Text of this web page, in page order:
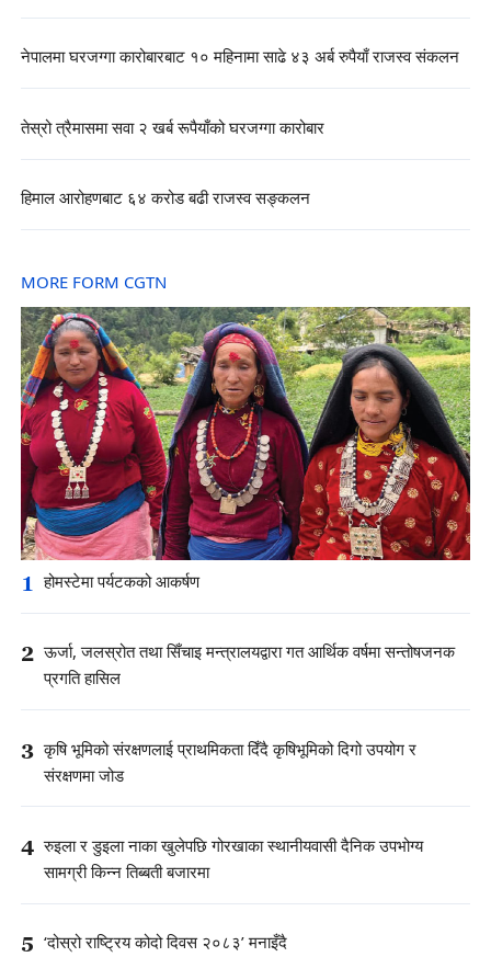
नेपालमा घरजग्गा कारोबारबाट १० महिनामा साढे ४३ अर्ब रुपैयाँ राजस्व संकलन
तेस्रो त्रैमासमा सवा २ खर्ब रूपैयाँको घरजग्गा कारोबार
हिमाल आरोहणबाट ६४ करोड बढी राजस्व सङ्कलन
MORE FORM CGTN
1 होमस्टेमा पर्यटकको आकर्षण
2 ऊर्जा, जलस्रोत तथा सिँचाइ मन्त्रालयद्वारा गत आर्थिक वर्षमा सन्तोषजनक
प्रगति हासिल
3 कृषि भूमिको संरक्षणलाई प्राथमिकता दिँदै कृषिभूमिको दिगो उपयोग र
संरक्षणमा जोड
4 रुइला र डुइला नाका खुलेपछि गोरखाका स्थानीयवासी दैनिक उपभोग्य
सामग्री किन्न तिब्बती बजारमा
5 ‘दोस्रो राष्ट्रिय कोदो दिवस २०८३’ मनाइँदै